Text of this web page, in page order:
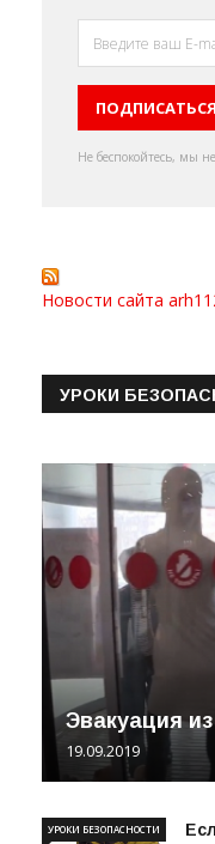
Не беспокойтесь, мы
Новости сайта
УРОКИ
Эвакуация
19.09.2019
УРОКИ БЕЗОПАСНОСТИ